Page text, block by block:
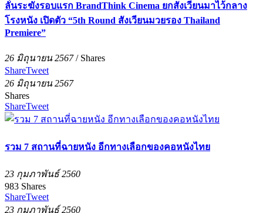
ลั่นระฆังรอบแรก BrandThink Cinema ยกสังเวียนมาไว้กลาง
โรงหนัง เปิดตัว “5th Round สังเวียนมวยรอง Thailand
Premiere”
26 มิถุนายน 2567/ Shares
ShareTweet
26 มิถุนายน 2567
Shares
ShareTweet
รวม 7 สถานที่ฉายหนัง อีกทางเลือกของคอหนังไทย
23 กุมภาพันธ์ 2560
983 Shares
ShareTweet
23 กุมภาพันธ์ 2560